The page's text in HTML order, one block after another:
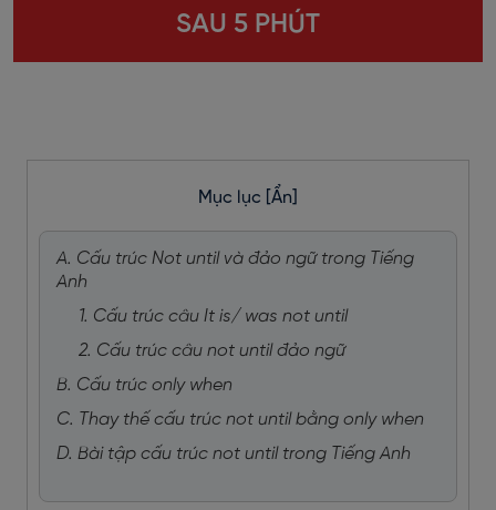
SAU 5 PHÚT
Mục lục [Ẩn]
A. Cấu trúc Not until và đảo ngữ trong Tiếng
Anh
1. Cấu trúc câu It is/ was not until
2. Cấu trúc câu not until đảo ngữ
B. Cấu trúc only when
C. Thay thế cấu trúc not until bằng only when
D. Bài tập cấu trúc not until trong Tiếng Anh